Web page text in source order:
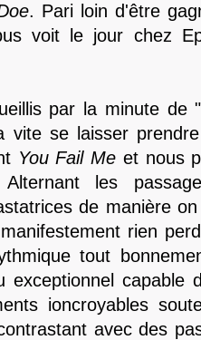
. Pari loin d'être
voit le jour chez
par la minute de
vite se laisser
You Fail Me et nous
les
de manière
rien
tout
exceptionnel capable
ioncroyables
avec des